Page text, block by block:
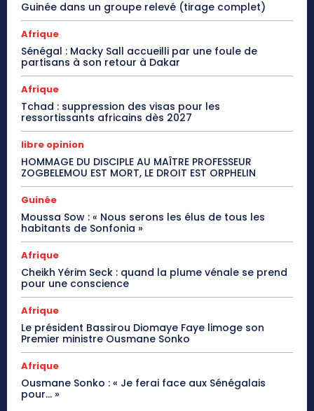
Guinée dans un groupe relevé (tirage complet)
Afrique
Sénégal : Macky Sall accueilli par une foule de
partisans à son retour à Dakar
Afrique
Tchad : suppression des visas pour les
ressortissants africains dès 2027
libre opinion
HOMMAGE DU DISCIPLE AU MAÎTRE PROFESSEUR
ZOGBELEMOU EST MORT, LE DROIT EST ORPHELIN
Guinée
Moussa Sow : « Nous serons les élus de tous les
habitants de Sonfonia »
Afrique
Cheikh Yérim Seck : quand la plume vénale se prend
pour une conscience
Afrique
Le président Bassirou Diomaye Faye limoge son
Premier ministre Ousmane Sonko
Afrique
Ousmane Sonko : « Je ferai face aux Sénégalais
pour… »